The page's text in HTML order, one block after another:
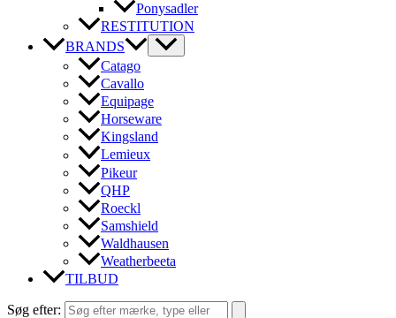
Ponysadler
RESTITUTION
BRANDS
Catago
Cavallo
Equipage
Horseware
Kingsland
Lemieux
Pikeur
QHP
Roeckl
Samshield
Waldhausen
Weatherbeeta
TILBUD
Søg efter: